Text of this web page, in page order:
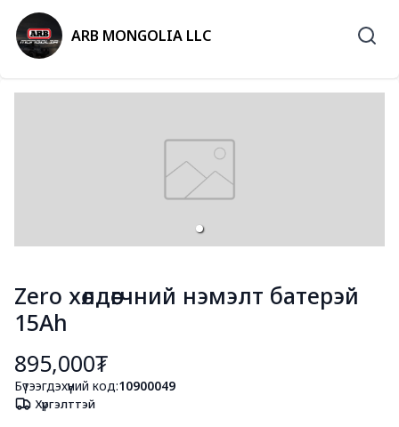
ARB MONGOLIA LLC
Zero хөлдөөгчний нэмэлт батерэй
15Ah
895,000₮
Бүтээгдэхүүний код:10900049
Хүргэлттэй